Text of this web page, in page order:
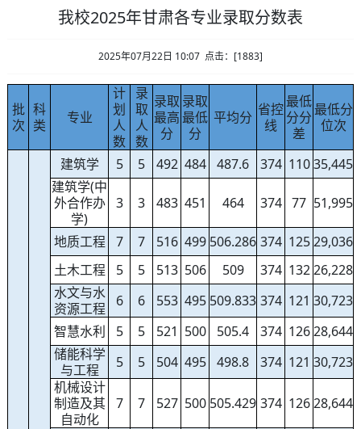
我校2025年甘肃各专业录取分数表
2025年07月22日 10:07 点击：[1883]
批
次
科
类
专业
计
划
人
数
录
取
人
数
录取
最高
分
录取
最低
分
平均分 省控
线
最低
分分
差
最低分
位次
建筑学 5 5 492 484 487.6 374 110 35,445
建筑学(中
外合作办
学)
3 3 483 451 464 374 77 51,995
地质工程 7 7 516 499 506.286 374 125 29,036
土木工程
5 5 513 506 509 374 132 26,228
水文与水
资源工程
6 6 553 495 509.833 374 121 30,723
智慧水利
5 5 521 500 505.4 374 126 28,644
储能科学
与工程
5 5 504 495 498.8 374 121 30,723
机械设计
制造及其
自动化
7 7 527 500 505.429 374 126 28,644